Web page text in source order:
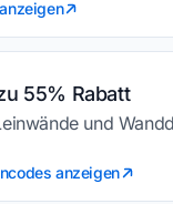
55% Rabatt
und
anzeigen